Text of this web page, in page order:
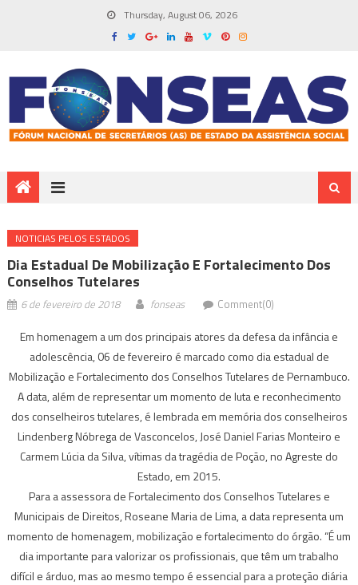
Thursday, August 06, 2026
NOTICIAS PELOS ESTADOS
Dia Estadual De Mobilização E Fortalecimento Dos
Conselhos Tutelares
6 de fevereiro de 2018 fonseas Comment(0)
Em homenagem a um dos principais atores da defesa da infância e
adolescência, 06 de fevereiro é marcado como dia estadual de
Mobilização e Fortalecimento dos Conselhos Tutelares de Pernambuco.
A data, além de representar um momento de luta e reconhecimento
dos conselheiros tutelares, é lembrada em memória dos conselheiros
Lindenberg Nóbrega de Vasconcelos, José Daniel Farias Monteiro e
Carmem Lúcia da Silva, vítimas da tragédia de Poção, no Agreste do
Estado, em 2015.
Para a assessora de Fortalecimento dos Conselhos Tutelares e
Municipais de Direitos, Roseane Maria de Lima, a data representa um
momento de homenagem, mobilização e fortalecimento do órgão. “É um
dia importante para valorizar os profissionais, que têm um trabalho
difícil e árduo, mas ao mesmo tempo é essencial para a proteção diária